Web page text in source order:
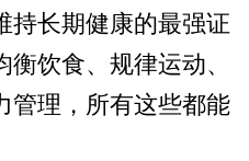
持长期健康的最强证
饮食、规律运动、
管理，所有这些都能